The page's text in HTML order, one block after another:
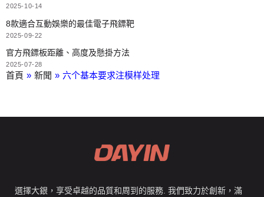
2025-10-14
8款適合互動娛樂的最佳電子飛鏢靶
2025-09-22
官方飛鏢板距離、高度及懸掛方法
2025-07-28
首頁 » 新聞 » 六个基本要求注模样处理
選擇大銀，享受卓越的品質和周到的服務. 我們致力於創新，滿